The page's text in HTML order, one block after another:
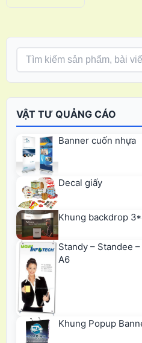
VẬT TƯ QUẢNG CÁO
Banner cuốn nhựa
Decal giấy
Khung backdrop
Standy – Standee
A6
Khung Popup